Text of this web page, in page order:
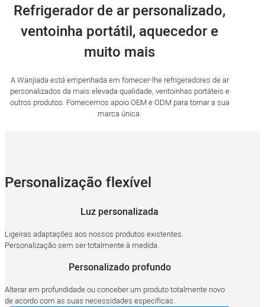
Refrigerador de ar personalizado,
ventoinha portátil, aquecedor e
muito mais
A Wanjiada está empenhada em fornecer-lhe refrigeradores de ar
personalizados da mais elevada qualidade, ventoinhas portáteis e
outros produtos. Fornecemos apoio OEM e ODM para tornar a sua
marca única.
Personalização flexível
Luz personalizada
Ligeiras adaptações aos nossos produtos existentes.
Personalização sem ser totalmente à medida.
Personalizado profundo
Alterar em profundidade ou conceber um produto totalmente novo
de acordo com as suas necessidades específicas.